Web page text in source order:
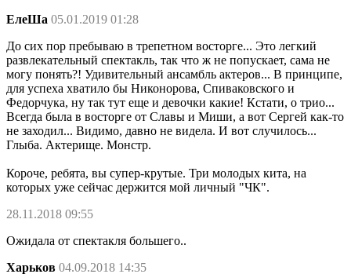
ЕлеШа 05.01.2019 01:28
До сих пор пребываю в трепетном восторге... Это легкий
развлекательный спектакль, так что ж не попускает, сама не
могу понять?! Удивительный ансамбль актеров... В принципе,
для успеха хватило бы Никонорова, Спиваковского и
Федорчука, ну так тут еще и девочки какие! Кстати, о трио...
Всегда была в восторге от Славы и Миши, а вот Сергей как-то
не заходил... Видимо, давно не видела. И вот случилось...
Глыба. Актерище. Монстр.
Короче, ребята, вы супер-крутые. Три молодых кита, на
которых уже сейчас держится мой личный "ЧК".
28.11.2018 09:55
Ожидала от спектакля большего..
Харьков 04.09.2018 14:35